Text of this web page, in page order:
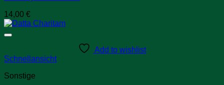
14,00 €
Add to wishlist
Schnellansicht
Sonstige